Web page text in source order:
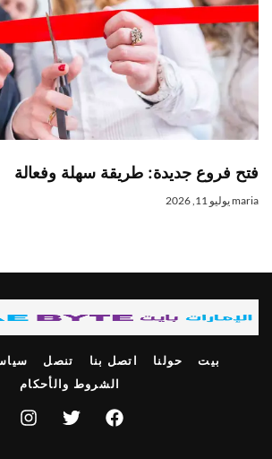
فتح فروع جديدة: طريقة سهلة وفعالة
mariaيوليو 11, 2026
بيت حولنا اتصل بنا تنصل
الشروط والأحكام